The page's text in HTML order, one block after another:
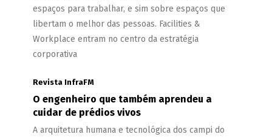
espaços para trabalhar, e sim sobre espaços que
libertam o melhor das pessoas. Facilities &
Workplace entram no centro da estratégia
corporativa
Revista InfraFM
O engenheiro que também aprendeu a
cuidar de prédios vivos
A arquitetura humana e tecnológica dos campi do